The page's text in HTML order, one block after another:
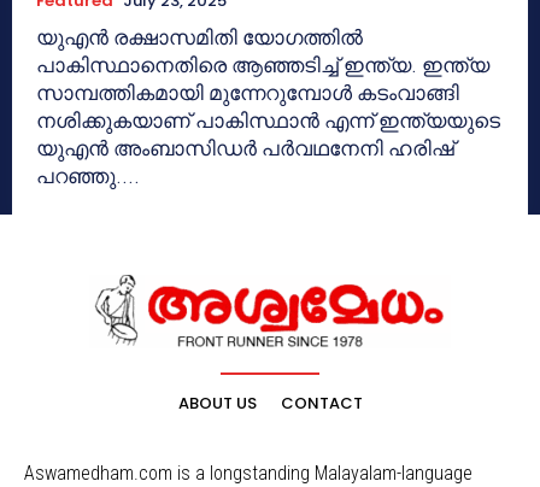
യുഎന്‍ രക്ഷാസമിതി യോഗത്തില്‍
പാകിസ്ഥാനെതിരെ ആഞ്ഞടിച്ച് ഇന്ത്യ. ഇന്ത്യ
സാമ്പത്തികമായി മുന്നേറുമ്പോള്‍ കടംവാങ്ങി
നശിക്കുകയാണ് പാകിസ്ഥാന്‍ എന്ന് ഇന്ത്യയുടെ
യുഎന്‍ അംബാസിഡര്‍ പര്‍വഥനേനി ഹരിഷ്
പറഞ്ഞു....
ABOUT US CONTACT
Aswamedham.com is a longstanding Malayalam-language